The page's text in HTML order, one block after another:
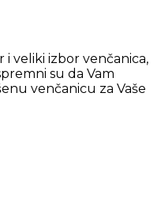
veliki izbor venčanica,
su da Vam
venčanicu za Vaše